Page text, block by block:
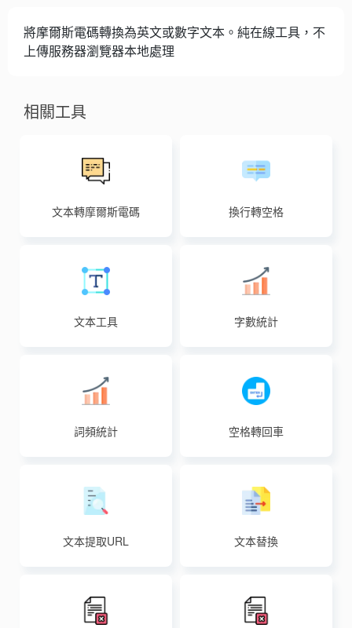
將摩爾斯電碼轉換為英文或數字文本。純在線工具，不
上傳服務器瀏覽器本地處理
相關工具
文本轉摩爾斯電碼 換行轉空格
文本工具 字數統計
詞頻統計 空格轉回車
文本提取URL 文本替換